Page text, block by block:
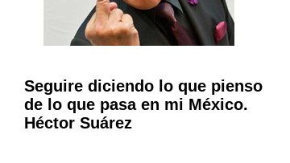
Seguire diciendo lo que pienso
de lo que pasa en mi México.
Héctor Suárez